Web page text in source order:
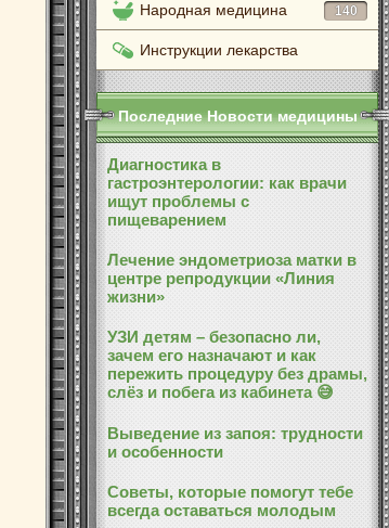
Народная медицина 140
Инструкции лекарства
Последние Новости медицины
Диагностика в
гастроэнтерологии: как врачи
ищут проблемы с
пищеварением
Лечение эндометриоза матки в
центре репродукции «Линия
жизни»
УЗИ детям – безопасно ли,
зачем его назначают и как
пережить процедуру без драмы,
слёз и побега из кабинета 😅
Выведение из запоя: трудности
и особенности
Советы, которые помогут тебе
всегда оставаться молодым